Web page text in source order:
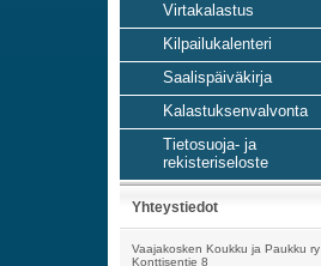
Virtakalastus
Kilpailukalenteri
Saalispäiväkirja
Kalastuksenvalvonta
Tietosuoja- ja
rekisteriseloste
Yhteystiedot
Vaajakosken Koukku ja Paukku ry
Konttisentie 8